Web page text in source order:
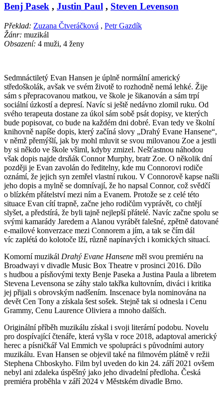
Benj Pasek , Justin Paul , Steven Levenson
Překlad: Zuzana Čtveráčková , Petr Gazdík
Žánr: muzikál
Obsazení: 4 muži, 4 ženy
Sedmnáctiletý Evan Hansen je úplně normální americký
středoškolák, avšak ve svém životě to rozhodně nemá lehké. Žije
sám s přepracovanou matkou, ve škole je šikanován a sám trpí
sociální úzkostí a depresí. Navíc si ještě nedávno zlomil ruku. Od
svého terapeuta dostane za úkol sám sobě psát dopisy, ve kterých
bude popisovat, co bude na každém dni dobré. Evan tedy ve školní
knihovně napíše dopis, který začíná slovy „Drahý Evane Hansene“,
v němž přemýšlí, jak by mohl mluvit se svou milovanou Zoe a jestli
by si někdo ve škole všiml, kdyby zmizel. Nešťastnou náhodou
však dopis najde drsňák Connor Murphy, bratr Zoe. O několik dní
později je Evan zavolán do ředitelny, kde mu Connorovi rodiče
oznámí, že jejich syn zemřel vlastní rukou. V Connorově kapse našli
jeho dopis a mylně se domnívají, že ho napsal Connor, což svědčí
o blízkém přátelství mezi ním a Evanem. Protože se z celé této
situace Evan cítí trapně, začne jeho rodičům vyprávět, co chtějí
slyšet, a předstírá, že byli tajně nejlepší přátelé. Navíc začne spolu se
svými kamarády Jaredem a Alanou vyrábět falešné, zpětně datované
e-mailové konverzace mezi Connorem a jím, a tak se čím dál
víc zaplétá do kolotoče lží, různě napínavých i komických situací.
Komorní muzikál Drahý Evane Hansene měl svou premiéru na
Broadwayi v divadle Music Box Theatre v prosinci 2016. Dílo
s hudbou a písňovými texty Benje Paseka a Justina Paula a libretem
Stevena Levensona se záhy stalo takřka kultovním, diváci i kritika
jej přijali s obrovským nadšením. Inscenace byla nominována na
devět Cen Tony a získala šest sošek. Stejně tak si odnesla i Cenu
Grammy, Cenu Laurence Oliviera a mnoho dalších.
Originální příběh muzikálu získal i svoji literární podobu. Novelu
pro dospívající čtenáře, která vyšla v roce 2018, adaptoval americký
herec a písničkář Val Emmich ve spolupráci s původními autory
muzikálu. Evan Hansen se objevil také na filmovém plátně v režii
Stephena Chboskyho. Film byl uveden do kin 24. září 2021 ovšem
nebyl ani zdaleka úspěšný jako jeho divadelní předloha. Česká
premiéra proběhla v září 2024 v Městském divadle Brno.